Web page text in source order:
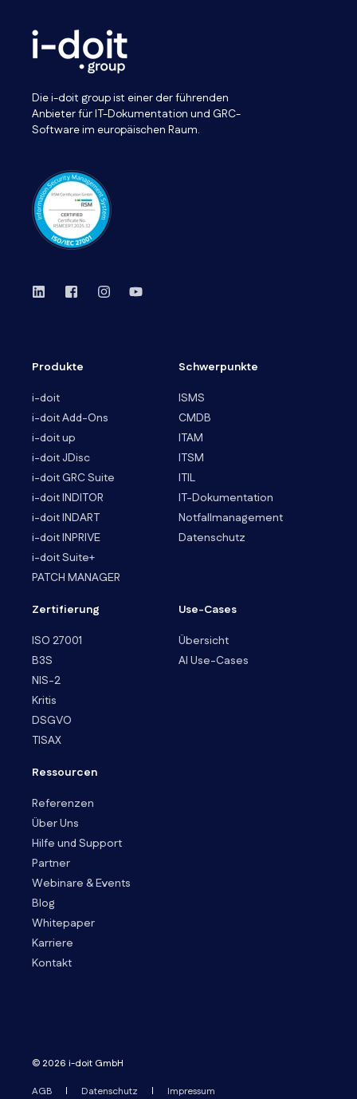
Die i-doit group ist einer der führenden
Anbieter für IT-Dokumentation und GRC-
Software im europäischen Raum.
Produkte
i-doit
i-doit Add-Ons
i-doit up
i-doit JDisc
i-doit GRC Suite
i-doit INDITOR
i-doit INDART
i-doit INPRIVE
i-doit Suite+
PATCH MANAGER
Schwerpunkte
ISMS
CMDB
ITAM
ITSM
ITIL
IT-Dokumentation
Notfallmanagement
Datenschutz
Zertifierung
ISO 27001
B3S
NIS-2
Kritis
DSGVO
TISAX
Use-Cases
Übersicht
AI Use-Cases
Ressourcen
Referenzen
Über Uns
Hilfe und Support
Partner
Webinare & Events
Blog
Whitepaper
Karriere
Kontakt
© 2026 i-doit GmbH
AGB Datenschutz Impressum